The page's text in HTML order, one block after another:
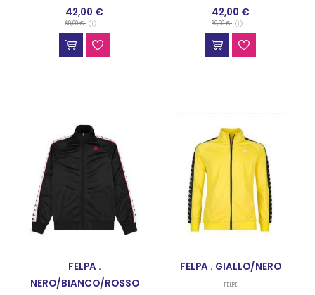
42,00 €
60,00 €
FELPE
42,00 €
60,00 €
FELPA .
NERO/BIANCO/ROSSO
FELPA . GIALLO/NERO
FELPE